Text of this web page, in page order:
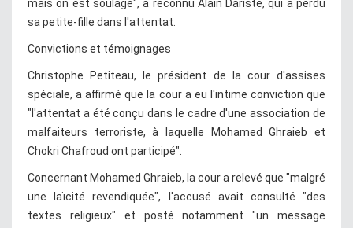
mais on est soulagé", a reconnu Alain Dariste, qui a perdu
sa petite-fille dans l'attentat.
Convictions et témoignages
Christophe Petiteau, le président de la cour d'assises
spéciale, a affirmé que la cour a eu l'intime conviction que
"l'attentat a été conçu dans le cadre d'une association de
malfaiteurs terroriste, à laquelle Mohamed Ghraieb et
Chokri Chafroud ont participé".
Concernant Mohamed Ghraieb, la cour a relevé que "malgré
une laïcité revendiquée", l'accusé avait consulté "des
textes religieux" et posté notamment "un message